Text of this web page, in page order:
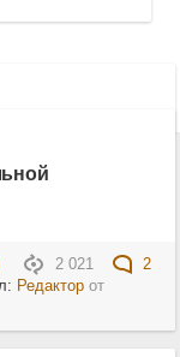
2 021
2
Редакторот